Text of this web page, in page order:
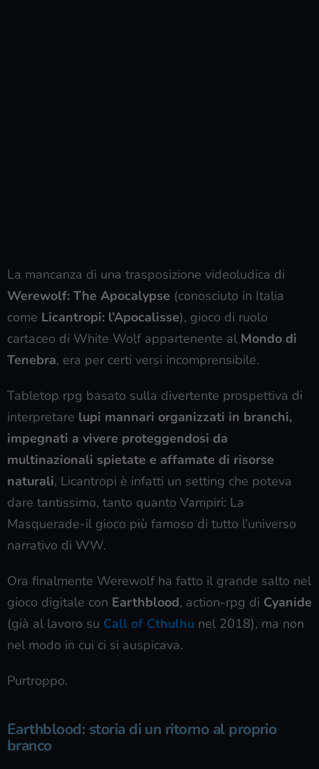
La mancanza di una trasposizione videoludica di
Werewolf: The Apocalypse (conosciuto in Italia
come Licantropi: l’Apocalisse), gioco di ruolo
cartaceo di White Wolf appartenente al Mondo di
Tenebra, era per certi versi incomprensibile.
Tabletop rpg basato sulla divertente prospettiva di
interpretare lupi mannari organizzati in branchi,
impegnati a vivere proteggendosi da
multinazionali spietate e affamate di risorse
naturali, Licantropi è infatti un setting che poteva
dare tantissimo, tanto quanto Vampiri: La
Masquerade-il gioco più famoso di tutto l’universo
narrativo di WW.
Ora finalmente Werewolf ha fatto il grande salto nel
gioco digitale con Earthblood, action-rpg di Cyanide
(già al lavoro su Call of Cthulhu nel 2018), ma non
nel modo in cui ci si auspicava.
Purtroppo.
Earthblood: storia di un ritorno al proprio
branco